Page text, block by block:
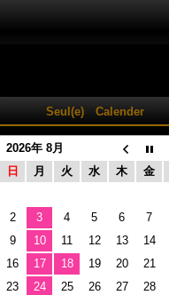
Seul(e) Calender
2026年 8月
日
月 火 水 木 金
2
3 4 5 6 7
9
10 11 12 13 14
16
17 18 19 20 21
23
24 25 26 27 28